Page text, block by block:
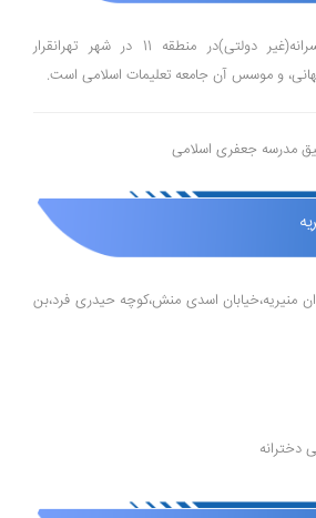
مدرسهجعفری اسلامی پسرانه(غیر دولتی)در منطقه 11 در شهر تهرانقرار
و موسس آن جامعه تعلیمات اسلامی است.
مدرسه جعفری اسلامی
منیریه،خیابان اسدی منش،کوچه حیدری فرد،بن
دخترانه